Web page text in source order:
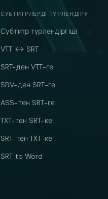
СУБТИТРЛЕРДІ ТҮРЛЕНДІРУ
Субтитр түрлендіргіші
VTT ↔ SRT
SRT-ден VTT-ге
SBV-ден SRT-ге
ASS-тен SRT-ге
TXT-тен SRT-ке
SRT-тен TXT-ке
SRT to Word